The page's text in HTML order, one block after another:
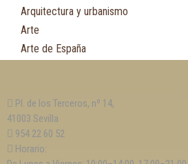
Arquitectura y urbanismo
Arte
Arte de España
Asturias
Automovilismo, ciclismo y Motociclismo
Aviación y Aeronáutica
Pl. de los Terceros, nº 14,
41003 Sevilla
954 22 60 52
Horario: